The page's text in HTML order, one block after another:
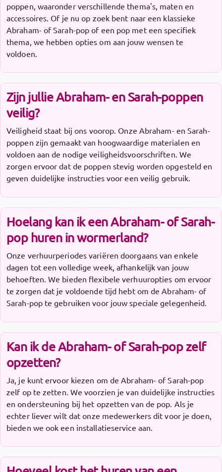
poppen, waaronder verschillende thema's, maten en
accessoires. Of je nu op zoek bent naar een klassieke
Abraham- of Sarah-pop of een pop met een specifiek
thema, we hebben opties om aan jouw wensen te
voldoen.
Zijn jullie Abraham- en Sarah-poppen
veilig?
Veiligheid staat bij ons voorop. Onze Abraham- en Sarah-
poppen zijn gemaakt van hoogwaardige materialen en
voldoen aan de nodige veiligheidsvoorschriften. We
zorgen ervoor dat de poppen stevig worden opgesteld en
geven duidelijke instructies voor een veilig gebruik.
Hoelang kan ik een Abraham- of Sarah-
pop huren in wormerland?
Onze verhuurperiodes variëren doorgaans van enkele
dagen tot een volledige week, afhankelijk van jouw
behoeften. We bieden flexibele verhuuropties om ervoor
te zorgen dat je voldoende tijd hebt om de Abraham- of
Sarah-pop te gebruiken voor jouw speciale gelegenheid.
Kan ik de Abraham- of Sarah-pop zelf
opzetten?
Ja, je kunt ervoor kiezen om de Abraham- of Sarah-pop
zelf op te zetten. We voorzien je van duidelijke instructies
en ondersteuning bij het opzetten van de pop. Als je
echter liever wilt dat onze medewerkers dit voor je doen,
bieden we ook een installatieservice aan.